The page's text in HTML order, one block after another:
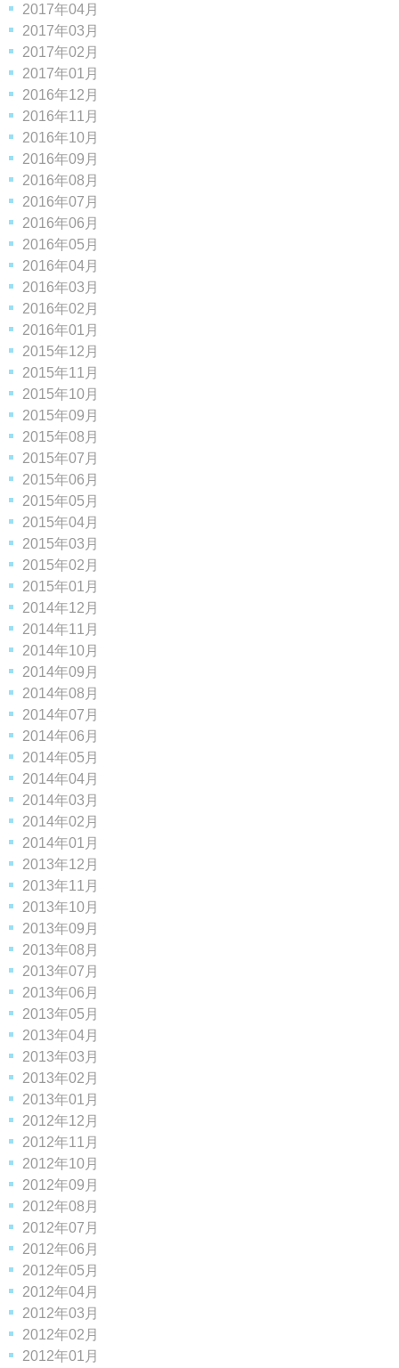
2017年04月
2017年03月
2017年02月
2017年01月
2016年12月
2016年11月
2016年10月
2016年09月
2016年08月
2016年07月
2016年06月
2016年05月
2016年04月
2016年03月
2016年02月
2016年01月
2015年12月
2015年11月
2015年10月
2015年09月
2015年08月
2015年07月
2015年06月
2015年05月
2015年04月
2015年03月
2015年02月
2015年01月
2014年12月
2014年11月
2014年10月
2014年09月
2014年08月
2014年07月
2014年06月
2014年05月
2014年04月
2014年03月
2014年02月
2014年01月
2013年12月
2013年11月
2013年10月
2013年09月
2013年08月
2013年07月
2013年06月
2013年05月
2013年04月
2013年03月
2013年02月
2013年01月
2012年12月
2012年11月
2012年10月
2012年09月
2012年08月
2012年07月
2012年06月
2012年05月
2012年04月
2012年03月
2012年02月
2012年01月